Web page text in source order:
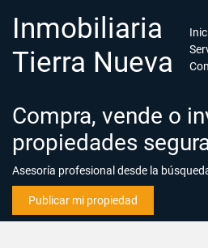
Inmobiliaria
Tierra Nueva
Compra, vende o
propiedades
Asesoría profesional desde la
Publicar mi propiedad